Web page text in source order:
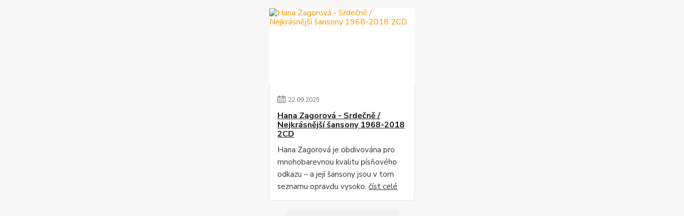
22.09.2025
Hana Zagorová - Srdečně /
Nejkrásnější šansony 1968-2018
2CD
Hana Zagorová je obdivována pro
mnohobarevnou kvalitu písňového
odkazu – a její šansony jsou v tom
seznamu opravdu vysoko.číst celé